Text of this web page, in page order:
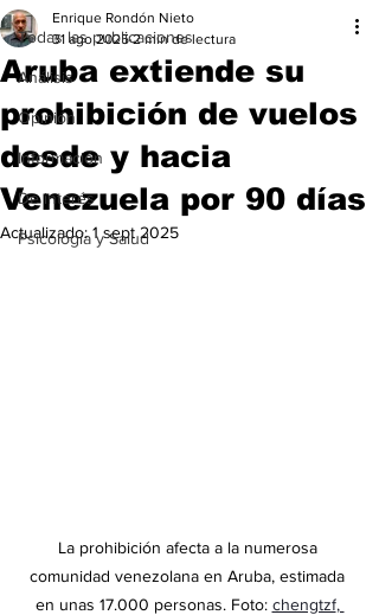
Todas las publicaciones
Análisis
Opinión
Información
De interés
Psicología y Salud
Aruba extiende su
prohibición de vuelos
desde y hacia
Venezuela por 90 días
Enrique Rondón Nieto
31 ago 2025 2 min de lectura
Actualizado:1 sept 2025
La prohibición afecta a la numerosa
comunidad venezolana en Aruba, estimada
en unas 17.000 personas. Foto: chengtzf,